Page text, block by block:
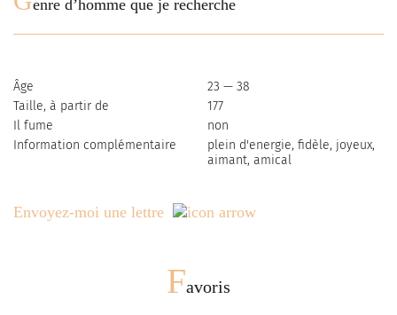
enre d’homme que je recherche
Âge
23 — 38
Taille, à partir de
177
Il fume
non
Information complémentaire
plein d'energie, fidèle, joyeux,
aimant, amical
Envoyez-moi une lettre
Favoris